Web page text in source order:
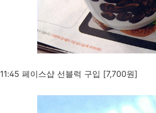
11:45 페이스샵 선블럭 구입 [7,700원]